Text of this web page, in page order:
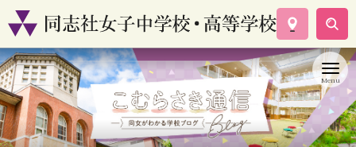
学校案内
コース紹介
学校生活
入試情報